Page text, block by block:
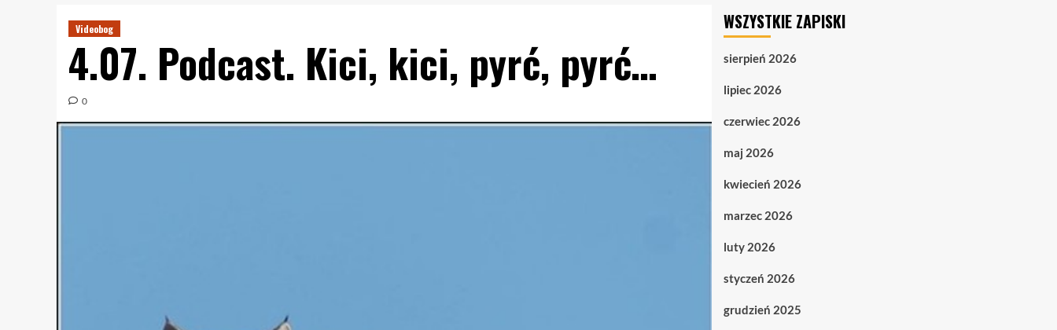
Videobog
4.07. Podcast. Kici, kici, pyrć, pyrć…
0
WSZYSTKIE ZAPISKI
sierpień 2026
lipiec 2026
czerwiec 2026
maj 2026
kwiecień 2026
marzec 2026
luty 2026
styczeń 2026
grudzień 2025